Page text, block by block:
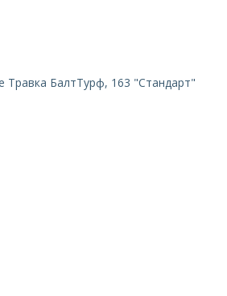
Травка БалтТурф, 163 "Стандарт"